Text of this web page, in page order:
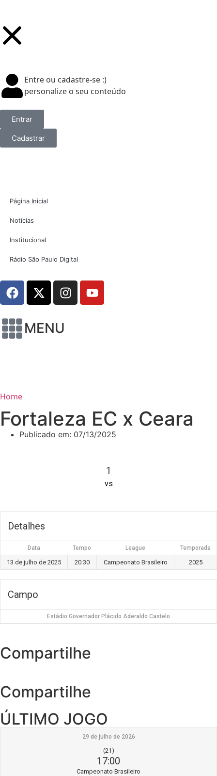
Entre ou cadastre-se :)
personalize o seu conteúdo
Entrar
Cadastrar
Página Inicial
Notícias
Institucional
Rádio São Paulo Digital
MENU
Home
Fortaleza EC x Ceara
Publicado em: 07/13/2025
1
vs
Detalhes
Data Tempo League Temporada
13 de julho de 2025 20:30 Campeonato Brasileiro 2025
Campo
Estádio Governador Plácido Aderaldo Castelo
Compartilhe
Compartilhe
ÚLTIMO JOGO
29 de julho de 2026
(21)
17:00
Campeonato Brasileiro